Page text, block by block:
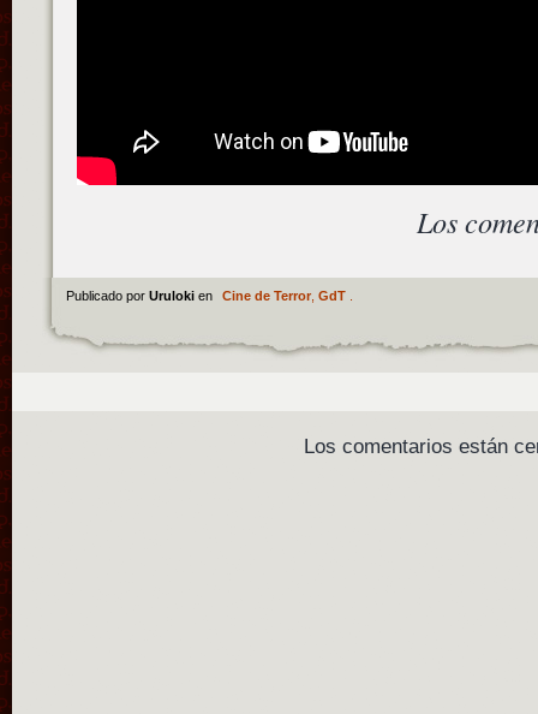
Los
Publicado por Uruloki en Cine de Terror, GdT.
Los comentarios están